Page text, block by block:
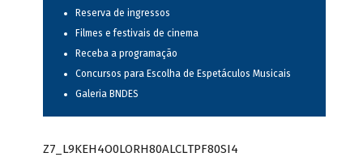
Reserva de ingressos
Filmes e festivais de cinema
Receba a programação
Concursos para Escolha de Espetáculos Musicais
Galeria BNDES
Z7_L9KEH4O0LORH80ALCLTPF80SI4